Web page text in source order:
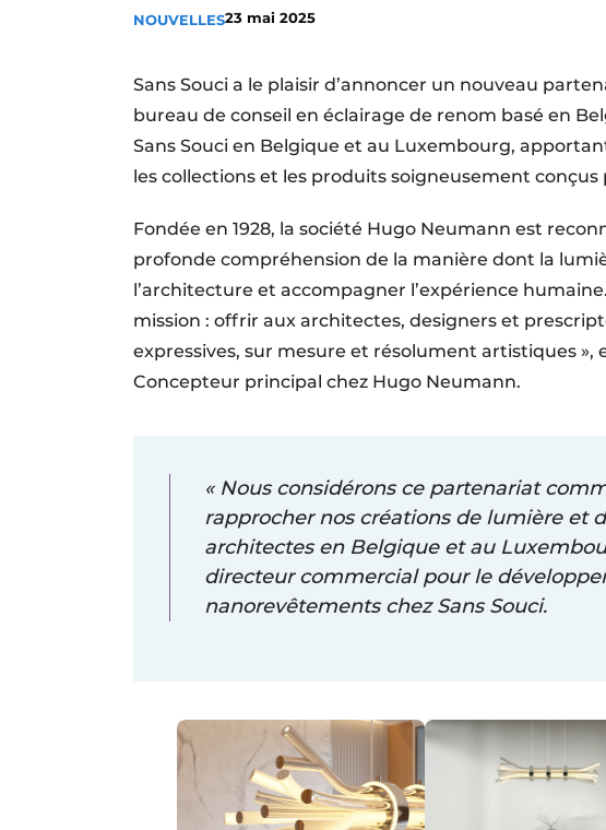
S’inscrire
Video’s
NOUVELLES23 mai 2025
Sans Souci a le plaisir d’annoncer un nouveau
bureau de conseil en éclairage de renom basé en
Sans Souci en Belgique et au Luxembourg,
les collections et les produits soigneusement conçus
Fondée en 1928, la société Hugo Neumann est
profonde compréhension de la manière dont la
l’architecture et accompagner l’expérience
mission : offrir aux architectes, designers et
expressives, sur mesure et résolument artistiques »,
Concepteur principal chez Hugo Neumann.
« Nous considérons ce partenariat
rapprocher nos créations de lumière et
architectes en Belgique et au
directeur commercial pour le
nanorevêtements chez Sans Souci.